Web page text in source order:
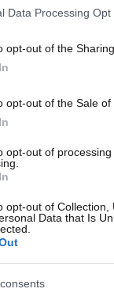
Data Processing Opt
opt-out of the
opt-out of the Sale of
opt-out of
opt-out of
Data that Is
αρχές,
παρέας
– μπαγκάζ
τις
το